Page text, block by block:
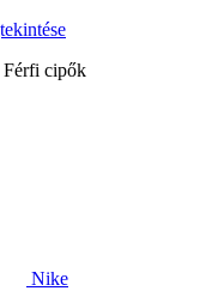
Férfi cipők
Nike